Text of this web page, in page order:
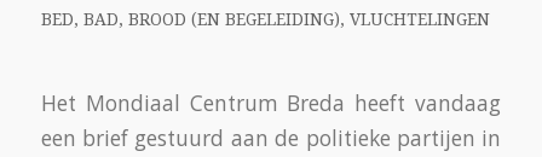
BED, BAD, BROOD (EN BEGELEIDING), VLUCHTELINGEN
Het Mondiaal Centrum Breda heeft vandaag
een brief gestuurd aan de politieke partijen in